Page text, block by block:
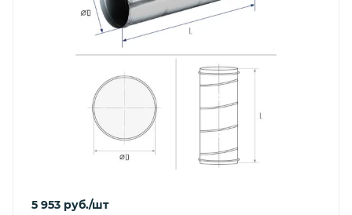
5 953 руб./шт